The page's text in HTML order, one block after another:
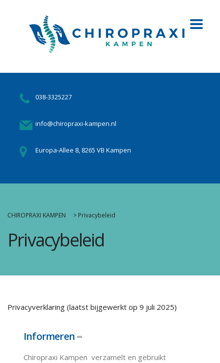
038-3325227
info@chiropraxi-kampen.nl
Europa-Allee 8, 8265 VB Kampen
CHIROPRAXI KAMPEN > Privacybeleid
Privacybeleid
Privacyverklaring (laatst bijgewerkt op 9 juli 2025)
Informeren
Chiropraxi Kampen verzamelt en gebruikt